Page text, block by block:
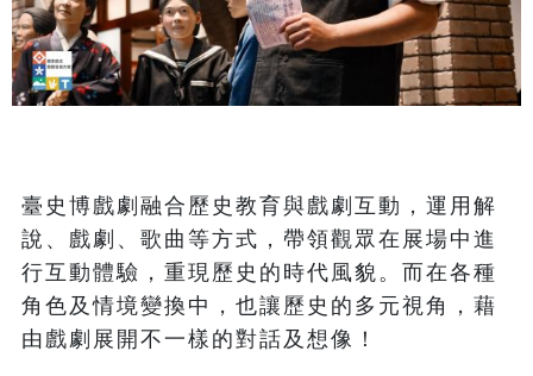
臺史博戲劇融合歷史教育與戲劇互動，運用解
說、戲劇、歌曲等方式，帶領觀眾在展場中進
行互動體驗，重現歷史的時代風貌。而在各種
角色及情境變換中，也讓歷史的多元視角，藉
由戲劇展開不一樣的對話及想像！